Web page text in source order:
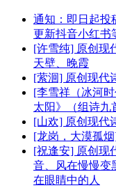
通知：即日起投
更新抖音小红书
[许雪纯] 原创现
天壁、晚霞
[萦洄] 原创现代
[李雪祥（冰河
太阳》（组诗九
[山欢] 原创现代
[龙岗，大漠孤
[祝逢安] 原创现
音、风在慢慢变
在眼睛中的人